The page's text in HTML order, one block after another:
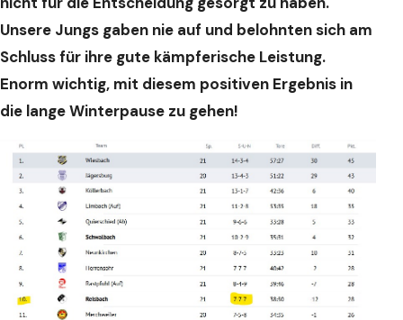
Unsere Jungs gaben nie auf und belohnten sich am
Schluss für ihre gute kämpferische Leistung.
Enorm wichtig, mit diesem positiven Ergebnis in
die lange Winterpause zu gehen!